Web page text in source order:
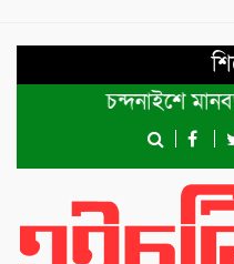
চন্দনাইশে মানবতার